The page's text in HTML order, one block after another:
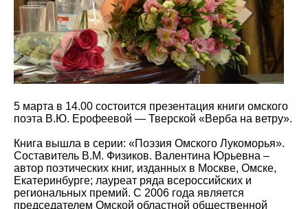
5 марта в 14.00 состоится презентация книги омского
поэта В.Ю. Ерофеевой — Тверской «Верба на ветру».
Книга вышла в серии: «Поэзия Омского Лукоморья».
Составитель В.М. Физиков. Валентина Юрьевна –
автор поэтических книг, изданных в Москве, Омске,
Екатеринбурге; лауреат ряда всероссийских и
региональных премий. С 2006 года является
председателем Омской областной общественной